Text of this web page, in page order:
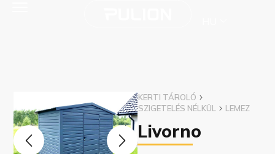
KERTI TÁROLÓ
SZIGETELÉS NÉLKÜL
LEMEZ
Livorno